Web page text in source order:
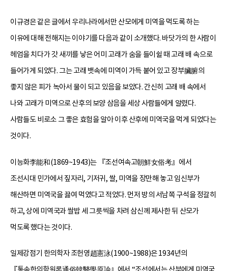
이규경은 같은 글에서 우리나라에서만 산모에게 미역을 먹도록 하는
이유에 대해 전해지는 이야기를 다음과 같이 소개했다. 바닷가의 한 사람이
헤엄을 치다가 갓 새끼를 낳은 어미 고래가 숨을 들이쉴 때 고래 배 속으로
들어가게 되었다. 그는 고래 뱃속에 미역이 가득 붙어 있고 장부臟腑의
좋지 않은 피가 녹아서 물이 되고 있음을 보았다. 간신히 고래 배 속에서
나와 고래가 미역으로 산후의 보양 삼음을 세상 사람들에게 알렸다.
사람들도 비로소 그 좋은 효험을 알아 이후 산후에 미역국을 먹게 되었다는
것이다.
이능화李能和(1869~1943)는 『조선여속고朝鮮女俗考』에서
조선시대 민가에서 짚자리, 기저귀, 쌀, 미역을 장만해 놓고 임신부가
해산하면 미역국을 끓여 먹였다고 적었다. 먼저 방의 서남쪽 구석을 정갈히
하고, 상에 미역국과 쌀밥 세 그릇씩을 차려 삼신께 제사한 뒤 산모가
먹도록 했다는 것이다.
일제강점기 한의학자 조헌영趙憲泳(1900~1988)은 1934년의